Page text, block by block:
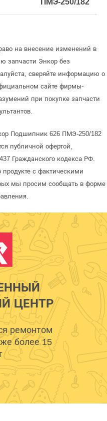
ПМЭ-250/182
на внесение изменений в
запчасти Энкор без
сверяйте информацию о
сайте фирмы-
при покупке запчасти
Подшипник 626 ПМЭ-250/182
публичной офертой,
Гражданского кодекса РФ.
с фактическими
мы просим сообщать в форме
ЦЕНТР
ремонтом
более 15